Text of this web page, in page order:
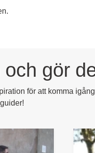
och gör
för att komma